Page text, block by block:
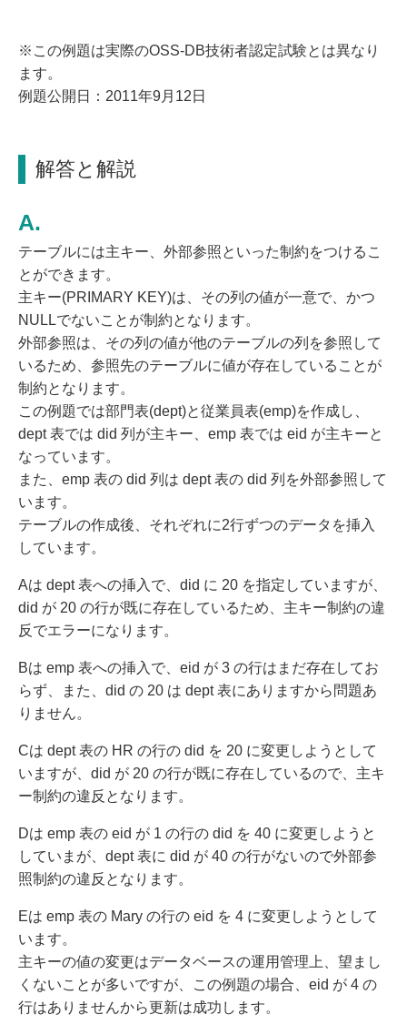
※この例題は実際のOSS-DB技術者認定試験とは異なり
ます。
例題公開日：2011年9月12日
解答と解説
テーブルには主キー、外部参照といった制約をつけるこ
とができます。
主キー(PRIMARY KEY)は、その列の値が一意で、かつ
NULLでないことが制約となります。
外部参照は、その列の値が他のテーブルの列を参照して
いるため、参照先のテーブルに値が存在していることが
制約となります。
この例題では部門表(dept)と従業員表(emp)を作成し、
dept 表では did 列が主キー、emp 表では eid が主キーと
なっています。
また、emp 表の did 列は dept 表の did 列を外部参照して
います。
テーブルの作成後、それぞれに2行ずつのデータを挿入
しています。
Aは dept 表への挿入で、did に 20 を指定していますが、
did が 20 の行が既に存在しているため、主キー制約の違
反でエラーになります。
Bは emp 表への挿入で、eid が 3 の行はまだ存在してお
らず、また、did の 20 は dept 表にありますから問題あ
りません。
Cは dept 表の HR の行の did を 20 に変更しようとして
いますが、did が 20 の行が既に存在しているので、主キ
ー制約の違反となります。
Dは emp 表の eid が 1 の行の did を 40 に変更しようと
していまが、dept 表に did が 40 の行がないので外部参
照制約の違反となります。
Eは emp 表の Mary の行の eid を 4 に変更しようとして
います。
主キーの値の変更はデータベースの運用管理上、望まし
くないことが多いですが、この例題の場合、eid が 4 の
行はありませんから更新は成功します。